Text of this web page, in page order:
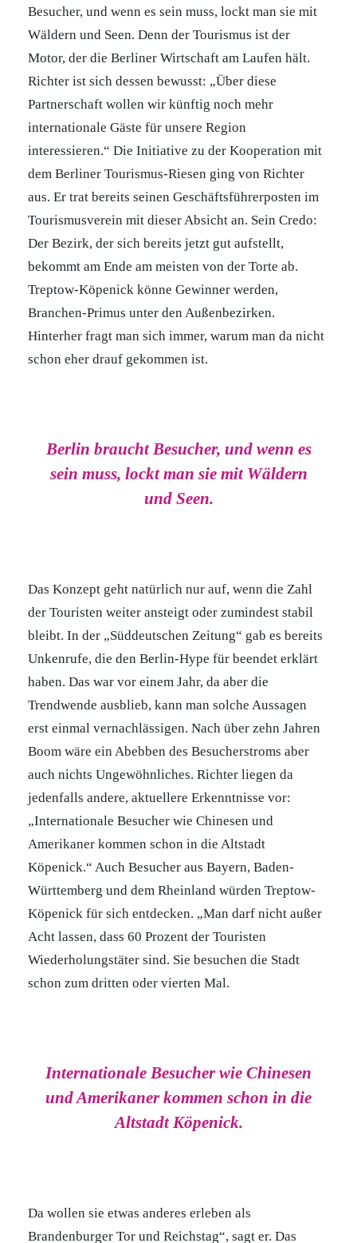
Besucher, und wenn es sein muss, lockt man sie mit
Wäldern und Seen. Denn der Tourismus ist der
Motor, der die Berliner Wirtschaft am Laufen hält.
Richter ist sich dessen bewusst: „Über diese
Partnerschaft wollen wir künftig noch mehr
internationale Gäste für unsere Region
interessieren.“ Die Initiative zu der Kooperation mit
dem Berliner Tourismus-Riesen ging von Richter
aus. Er trat bereits seinen Geschäftsführerposten im
Tourismusverein mit dieser Absicht an. Sein Credo:
Der Bezirk, der sich bereits jetzt gut aufstellt,
bekommt am Ende am meisten von der Torte ab.
Treptow-Köpenick könne Gewinner werden,
Branchen-Primus unter den Außenbezirken.
Hinterher fragt man sich immer, warum man da nicht
schon eher drauf gekommen ist.
Berlin braucht Besucher, und wenn es
sein muss, lockt man sie mit Wäldern
und Seen.
Das Konzept geht natürlich nur auf, wenn die Zahl
der Touristen weiter ansteigt oder zumindest stabil
bleibt. In der „Süddeutschen Zeitung“ gab es bereits
Unkenrufe, die den Berlin-Hype für beendet erklärt
haben. Das war vor einem Jahr, da aber die
Trendwende ausblieb, kann man solche Aussagen
erst einmal vernachlässigen. Nach über zehn Jahren
Boom wäre ein Abebben des Besucherstroms aber
auch nichts Ungewöhnliches. Richter liegen da
jedenfalls andere, aktuellere Erkenntnisse vor:
„Internationale Besucher wie Chinesen und
Amerikaner kommen schon in die Altstadt
Köpenick.“ Auch Besucher aus Bayern, Baden-
Württemberg und dem Rheinland würden Treptow-
Köpenick für sich entdecken. „Man darf nicht außer
Acht lassen, dass 60 Prozent der Touristen
Wiederholungstäter sind. Sie besuchen die Stadt
schon zum dritten oder vierten Mal.
Internationale Besucher wie Chinesen
und Amerikaner kommen schon in die
Altstadt Köpenick.
Da wollen sie etwas anderes erleben als
Brandenburger Tor und Reichstag“, sagt er. Das